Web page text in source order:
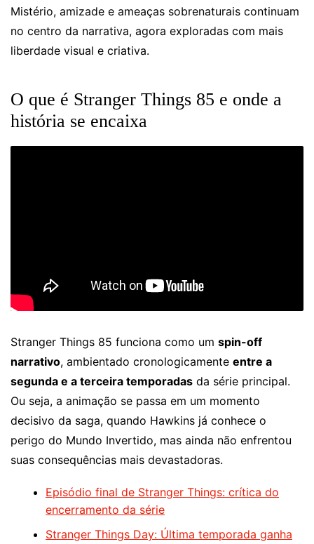
Mistério, amizade e ameaças sobrenaturais continuam
no centro da narrativa, agora exploradas com mais
liberdade visual e criativa.
O que é Stranger Things 85 e onde a
história se encaixa
Stranger Things 85 funciona como um spin-off
narrativo, ambientado cronologicamente entre a
segunda e a terceira temporadas da série principal.
Ou seja, a animação se passa em um momento
decisivo da saga, quando Hawkins já conhece o
perigo do Mundo Invertido, mas ainda não enfrentou
suas consequências mais devastadoras.
Episódio final de Stranger Things: crítica do
encerramento da série
Stranger Things Day: Última temporada ganha